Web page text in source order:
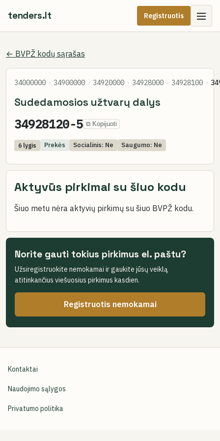
tenders.lt Registruotis
← BVPŽ kodų sąrašas
34000000 › 34900000 › 34920000 › 34928000 › 34928100 ›
Sudedamosios užtvarų dalys
34928120-5 ⧉ Kopijuoti
6 lygis Prekės Socialinis: Ne Saugumo: Ne
Aktyvūs pirkimai su šiuo kodu
Šiuo metu nėra aktyvių pirkimų su šiuo BVPŽ kodu.
Norite gauti tokius pirkimus el. paštu?
Užsiregistruokite nemokamai ir gaukite jūsų veiklą
atitinkančius viešuosius pirkimus kasdien.
Registruotis nemokamai
Kontaktai
Naudojimo sąlygos
Privatumo politika